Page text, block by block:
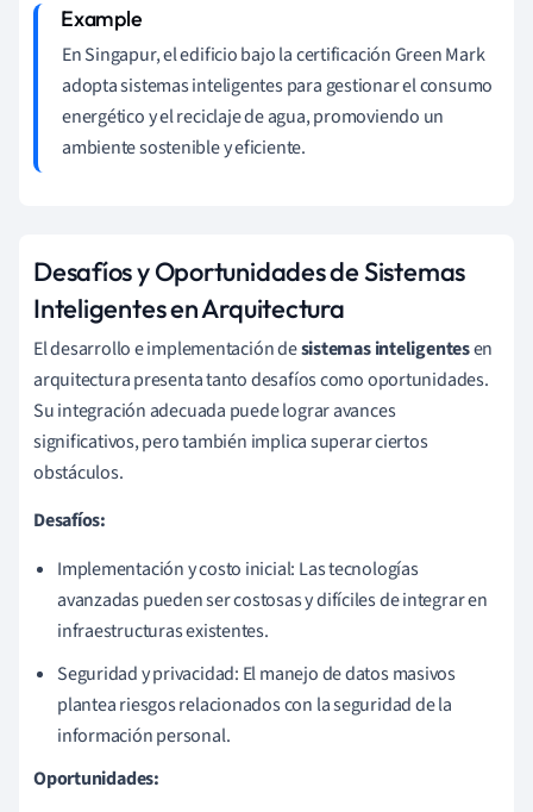
En Singapur, el edificio bajo la certificación Green Mark
adopta sistemas inteligentes para gestionar el consumo
energético y el reciclaje de agua, promoviendo un
ambiente sostenible y eficiente.
Desafíos y Oportunidades de Sistemas
Inteligentes en Arquitectura
El desarrollo e implementación desistemas inteligentesen
arquitectura presenta tanto desafíos como oportunidades.
Su integración adecuada puede lograr avances
significativos, pero también implica superar ciertos
obstáculos.
Desafíos:
Implementación y costo inicial: Las tecnologías
avanzadas pueden ser costosas y difíciles de integrar en
infraestructuras existentes.
Seguridad y privacidad: El manejo de datos masivos
plantea riesgos relacionados con la seguridad de la
información personal.
Oportunidades: